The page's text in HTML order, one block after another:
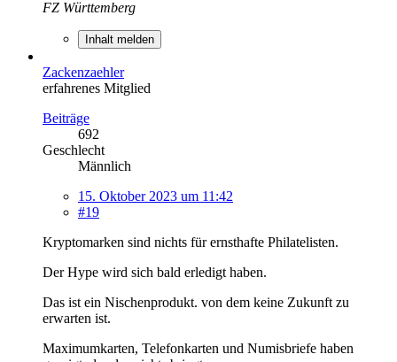
FZ Württemberg
Inhalt melden
Zackenzaehler
erfahrenes Mitglied
Beiträge
692
Geschlecht
Männlich
15. Oktober 2023 um 11:42
#19
Kryptomarken sind nichts für ernsthafte Philatelisten.
Der Hype wird sich bald erledigt haben.
Das ist ein Nischenprodukt. von dem keine Zukunft zu
erwarten ist.
Maximumkarten, Telefonkarten und Numisbriefe haben